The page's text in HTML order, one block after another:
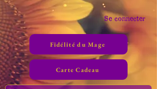
Se connecter
Fidélité du Mage
Carte Cadeau